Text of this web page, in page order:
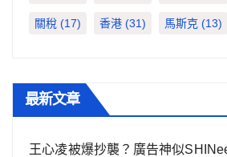
關稅 (17) 香港 (31) 馬斯克 (13)
最新文章
王心凌被爆抄襲？廣告神似